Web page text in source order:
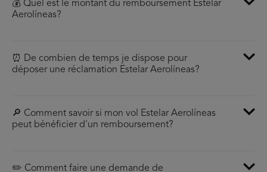
💰 Quel est le montant du remboursement Estelar
Aerolíneas?
⏰ De combien de temps je dispose pour
déposer une réclamation Estelar Aerolíneas?
🔎 Comment savoir si mon vol Estelar Aerolíneas
peut bénéficier d'un remboursement?
✏️ Comment faire une demande de